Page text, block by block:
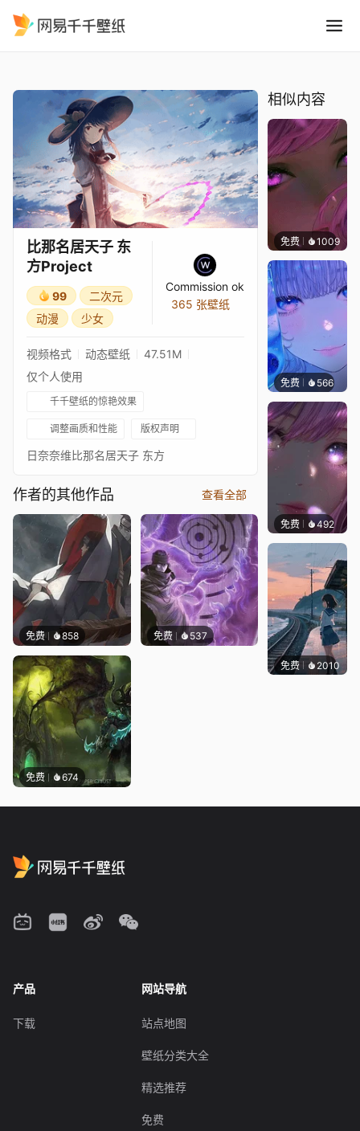
比那名居天子 东
方Project
99
二次元
动漫
少女
Commission ok
365 张壁纸
视频格式 动态壁纸
47.51M
仅个人使用
千千壁纸的惊艳效果
调整画质和性能 版权声明
日奈奈维比那名居天子 东方
作者的其他作品 查看全部
免费 858 免费 537
免费 674
相似内容
免费 1009辰东
免费 566辰东
免费 492辰东
免费 2010辰东
产品
下载
网站导航
站点地图
壁纸分类大全
精选推荐
免费